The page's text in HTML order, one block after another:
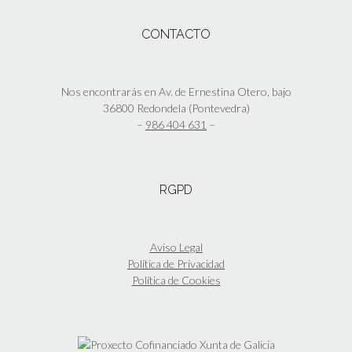
producto
opciones
elegir
en
la
CONTACTO
Nos encontrarás en Av. de Ernestina Otero, bajo
36800 Redondela (Pontevedra)
– 986 404 631 –
RGPD
Aviso Legal
Política de Privacidad
Política de Cookies